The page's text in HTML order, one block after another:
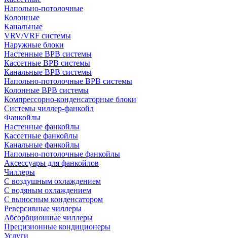
Напольно-потолочные
Колонные
Канальные
VRV/VRF системы
Наружные блоки
Настенные ВРВ системы
Кассетные ВРВ системы
Канальные ВРВ системы
Напольно-потолочные ВРВ системы
Колонные ВРВ системы
Компрессорно-конденсаторные блоки
Системы чиллер-фанкойл
Фанкойлы
Настенные фанкойлы
Кассетные фанкойлы
Канальные фанкойлы
Напольно-потолочные фанкойлы
Аксессуары для фанкойлов
Чиллеры
С воздушным охлаждением
С водяным охлаждением
С выносным конденсатором
Реверсивные чиллеры
Абсорбционные чиллеры
Прецизионные кондиционеры
Услуги